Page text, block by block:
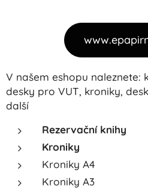
V našem eshopu naleznete:
desky pro VUT, kroniky,
další
Rezervační knihy
Kroniky
Kroniky A4
Kroniky A3